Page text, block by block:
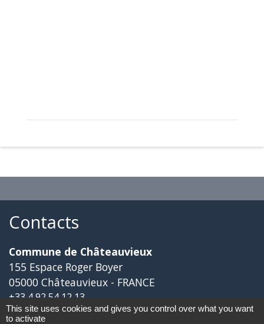
Contacts
Commune de Châteauvieux
155 Espace Roger Boyer
05000 Châteauvieux - FRANCE
+33 4 92 54 12 13
Contacter par formulaire
This site uses cookies and gives you control over what you want
to activate